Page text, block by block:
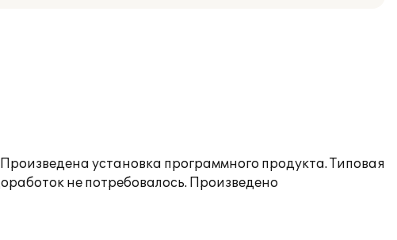
установка программного продукта. Типовая
не потребовалось. Произведено